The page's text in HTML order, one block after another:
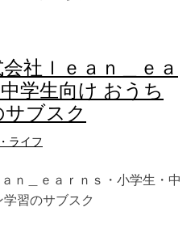
社ｌｅａｎ＿ｅａ
学生向け おうち
ブスク
ライフ
ｎ＿ｅａｒｎｓ・小学生・中
習のサブスク